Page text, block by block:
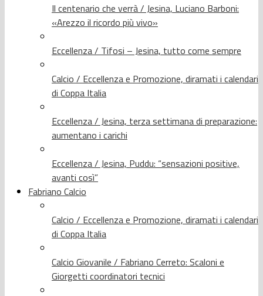
Il centenario che verrà / Jesina, Luciano Barboni:
«Arezzo il ricordo più vivo»
Eccellenza / Tifosi – Jesina, tutto come sempre
Calcio / Eccellenza e Promozione, diramati i calendari
di Coppa Italia
Eccellenza / Jesina, terza settimana di preparazione:
aumentano i carichi
Eccellenza / Jesina, Puddu: “sensazioni positive,
avanti così”
Fabriano Calcio
Calcio / Eccellenza e Promozione, diramati i calendari
di Coppa Italia
Calcio Giovanile / Fabriano Cerreto: Scaloni e
Giorgetti coordinatori tecnici